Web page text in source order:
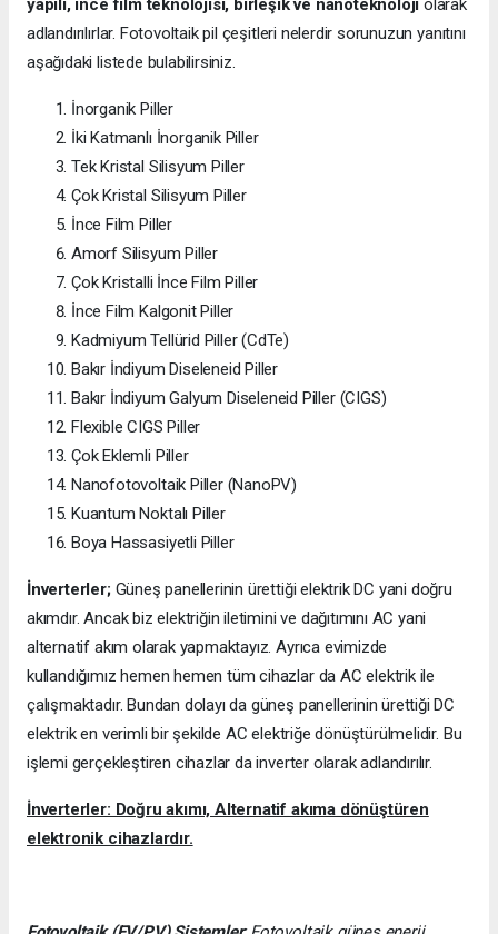
yapılı, ince film teknolojisi, birleşik ve nanoteknoloji olarak
adlandırılırlar. Fotovoltaik pil çeşitleri nelerdir sorunuzun yanıtını
aşağıdaki listede bulabilirsiniz.
İnorganik Piller
İki Katmanlı İnorganik Piller
Tek Kristal Silisyum Piller
Çok Kristal Silisyum Piller
İnce Film Piller
Amorf Silisyum Piller
Çok Kristalli İnce Film Piller
İnce Film Kalgonit Piller
Kadmiyum Tellürid Piller (CdTe)
Bakır İndiyum Diseleneid Piller
Bakır İndiyum Galyum Diseleneid Piller (CIGS)
Flexible CIGS Piller
Çok Eklemli Piller
Nanofotovoltaik Piller (NanoPV)
Kuantum Noktalı Piller
Boya Hassasiyetli Piller
İnverterler;Güneş panellerinin ürettiği elektrik DC yani doğru
akımdır. Ancak biz elektriğin iletimini ve dağıtımını AC yani
alternatif akım olarak yapmaktayız. Ayrıca evimizde
kullandığımız hemen hemen tüm cihazlar da AC elektrik ile
çalışmaktadır. Bundan dolayı da güneş panellerinin ürettiği DC
elektrik en verimli bir şekilde AC elektriğe dönüştürülmelidir. Bu
işlemi gerçekleştiren cihazlar da inverter olarak adlandırılır.
İnverterler: Doğru akımı, Alternatif akıma dönüştüren
elektronik cihazlardır.